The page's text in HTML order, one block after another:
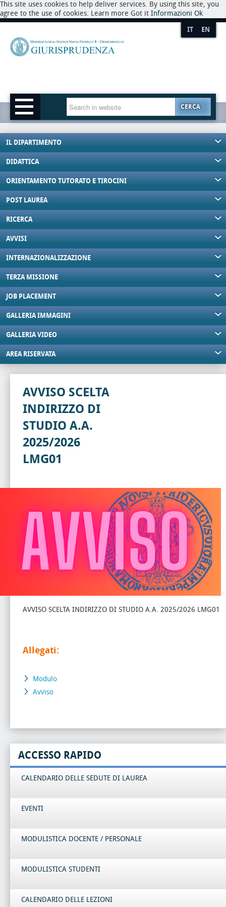
This site uses cookies to help deliver services. By using this site, you
agree to the use of cookies. Learn more Got it Informazioni Ok
IT EN
CERCA
IL DIPARTIMENTO
DIDATTICA
ORIENTAMENTO TUTORATO E TIROCINI
POST LAUREA
RICERCA
AVVISI
INTERNAZIONALIZZAZIONE
TERZA MISSIONE
JOB PLACEMENT
GALLERIA IMMAGINI
GALLERIA VIDEO
AREA RISERVATA
AVVISO SCELTA
INDIRIZZO DI
STUDIO A.A.
2025/2026
LMG01
AVVISO SCELTA INDIRIZZO DI STUDIO A.A. 2025/2026 LMG01
Allegati:
Modulo
Avviso
ACCESSO RAPIDO
CALENDARIO DELLE SEDUTE DI LAUREA
EVENTI
MODULISTICA DOCENTE / PERSONALE
MODULISTICA STUDENTI
CALENDARIO DELLE LEZIONI